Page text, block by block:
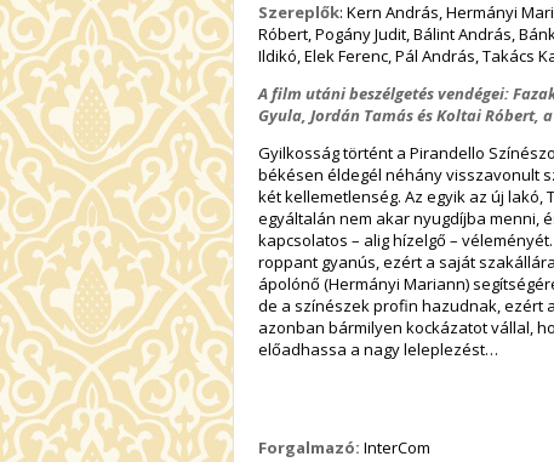
Szereplők: Kern András, Hermányi
Róbert, Pogány Judit, Bálint András,
Ildikó, Elek Ferenc, Pál András, Takács
A film utáni beszélgetés vendégei:
Gyula, Jordán Tamás és Koltai Róbert,
Gyilkosság történt a Pirandello
békésen éldegél néhány visszavonult
két kellemetlenség. Az egyik az új lakó,
egyáltalán nem akar nyugdíjba menni,
kapcsolatos – alig hízelgő –
roppant gyanús, ezért a saját
ápolónő (Hermányi Mariann)
de a színészek profin hazudnak, ezért
azonban bármilyen kockázatot vállal,
előadhassa a nagy leleplezést…
Forgalmazó: InterCom